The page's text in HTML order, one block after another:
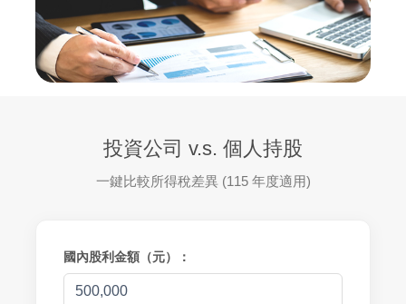
投資公司 v.s. 個人持股
一鍵比較所得稅差異 (115 年度適用)
國內股利金額（元）：